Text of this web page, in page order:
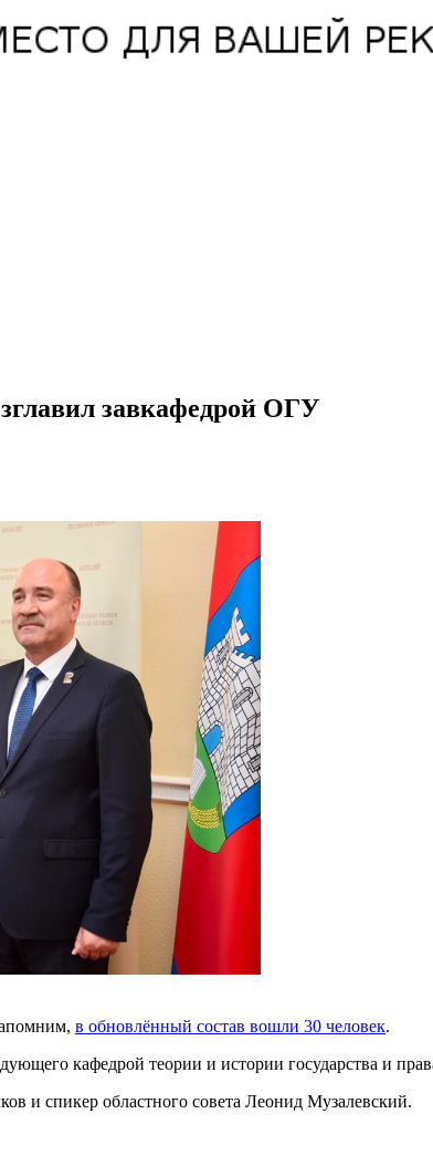
завкафедрой ОГУ
в обновлённый состав вошли 30 человек.
кафедрой теории и истории государства и
и спикер областного совета Леонид Музалевский.